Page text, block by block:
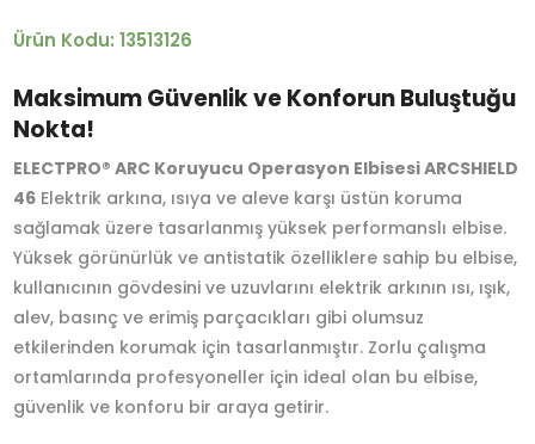
Ürün Kodu: 13513126
Maksimum Güvenlik ve Konforun Buluştuğu
Nokta!
ELECTPRO® ARC Koruyucu Operasyon Elbisesi ARCSHIELD
46 Elektrik arkına, ısıya ve aleve karşı üstün koruma
sağlamak üzere tasarlanmış yüksek performanslı elbise.
Yüksek görünürlük ve antistatik özelliklere sahip bu elbise,
kullanıcının gövdesini ve uzuvlarını elektrik arkının ısı, ışık,
alev, basınç ve erimiş parçacıkları gibi olumsuz
etkilerinden korumak için tasarlanmıştır. Zorlu çalışma
ortamlarında profesyoneller için ideal olan bu elbise,
güvenlik ve konforu bir araya getirir.